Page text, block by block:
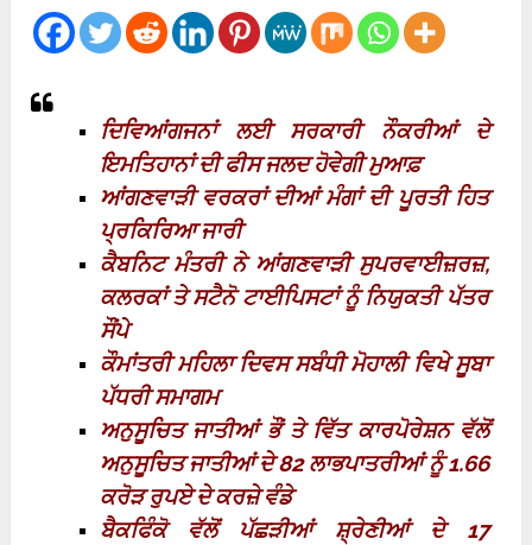
ਦਿਵਿਆਂਗਜਨਾਂ ਲਈ ਸਰਕਾਰੀ ਨੌਕਰੀਆਂ ਦੇ
ਇਮਤਿਹਾਨਾਂ ਦੀ ਫੀਸ ਜਲਦ ਹੋਵੇਗੀ ਮੁਆਫ਼
ਆਂਗਣਵਾੜੀ ਵਰਕਰਾਂ ਦੀਆਂ ਮੰਗਾਂ ਦੀ ਪੂਰਤੀ ਹਿਤ
ਪ੍ਰਕਿਰਿਆ ਜਾਰੀ
ਕੈਬਨਿਟ ਮੰਤਰੀ ਨੇ ਆਂਗਣਵਾੜੀ ਸੁਪਰਵਾਈਜ਼ਰਜ਼,
ਕਲਰਕਾਂ ਤੇ ਸਟੈਨੋ ਟਾਈਪਿਸਟਾਂ ਨੂੰ ਨਿਯੁਕਤੀ ਪੱਤਰ
ਸੌਂਪੇ
ਕੌਮਾਂਤਰੀ ਮਹਿਲਾ ਦਿਵਸ ਸਬੰਧੀ ਮੋਹਾਲੀ ਵਿਖੇ ਸੂਬਾ
ਪੱਧਰੀ ਸਮਾਗਮ
ਅਨੁਸੂਚਿਤ ਜਾਤੀਆਂ ਭੌਂ ਤੇ ਵਿੱਤ ਕਾਰਪੋਰੇਸ਼ਨ ਵੱਲੋਂ
ਅਨੁਸੂਚਿਤ ਜਾਤੀਆਂ ਦੇ 82 ਲਾਭਪਾਤਰੀਆਂ ਨੂੰ 1.66
ਕਰੋੜ ਰੁਪਏ ਦੇ ਕਰਜ਼ੇ ਵੰਡੇ
ਬੈਕਫਿੰਕੋ ਵੱਲੋਂ ਪੱਛੜੀਆਂ ਸ਼੍ਰੇਣੀਆਂ ਦੇ 17